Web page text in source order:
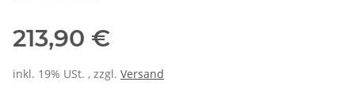
213,90 €
inkl. 19% USt. , zzgl. Versand